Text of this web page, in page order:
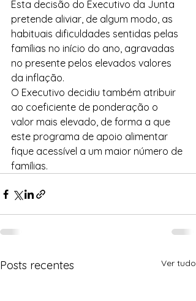
Esta decisão do Executivo da Junta
pretende aliviar, de algum modo, as
habituais dificuldades sentidas pelas
famílias no início do ano, agravadas
no presente pelos elevados valores
da inflação.
O Executivo decidiu também atribuir
ao coeficiente de ponderação o
valor mais elevado, de forma a que
este programa de apoio alimentar
fique acessível a um maior número de
famílias.
Posts recentes Ver tudo